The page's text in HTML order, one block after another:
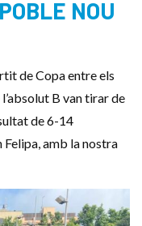
NOU
de Copa entre els
B van tirar de
de 6-14
amb la nostra